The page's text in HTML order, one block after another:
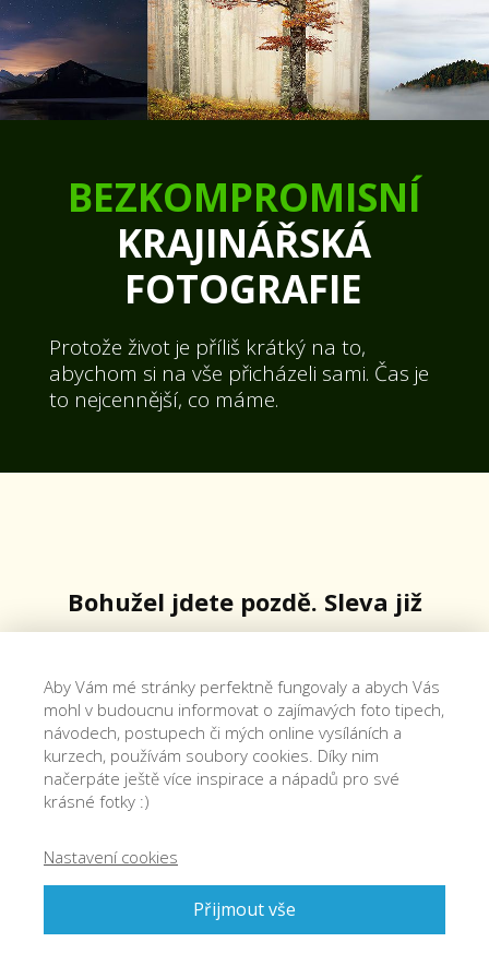
BEZKOMPROMISNÍ
KRAJINÁŘSKÁ
FOTOGRAFIE
Protože život je příliš krátký na to,
abychom si na vše přicházeli sami. Čas je
to nejcennější, co máme.
Bohužel jdete pozdě. Sleva již
není k dispozici.
Trénink můžete ale mít i nyní,
stačí kliknout zde
Aby Vám mé stránky perfektně fungovaly a abych Vás
mohl v budoucnu informovat o zajímavých foto tipech,
návodech, postupech či mých online vysíláních a
kurzech, používám soubory cookies. Díky nim
načerpáte ještě více inspirace a nápadů pro své
krásné fotky :)
Nastavení cookies
Přijmout vše